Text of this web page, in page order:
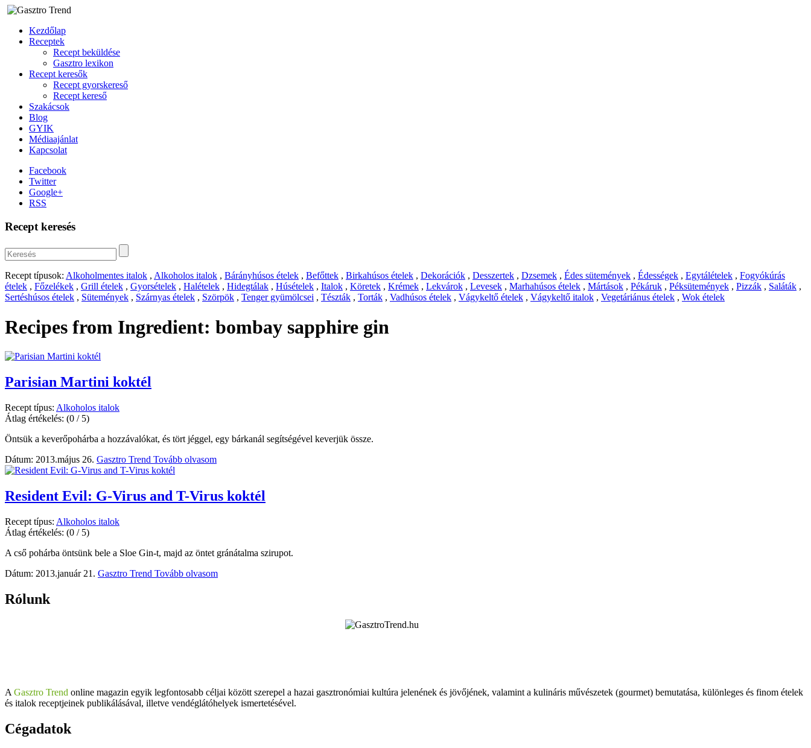
Kezdőlap
Receptek
Recept beküldése
Gasztro lexikon
Recept keresők
Recept gyorskereső
Recept kereső
Szakácsok
Blog
GYIK
Médiaajánlat
Kapcsolat
Facebook
Twitter
Google+
RSS
Recept keresés
Recept típusok: Alkoholmentes italok , Alkoholos italok , Bárányhúsos ételek , Befőttek , Birkahúsos ételek , Dekorációk , Desszertek , Dzsemek , Édes sütemények , Édességek , Egytálételek , Fogyókúrás
ételek , Főzelékek , Grill ételek , Gyorsételek , Halételek , Hidegtálak , Húsételek , Italok , Köretek , Krémek , Lekvárok , Levesek , Marhahúsos ételek , Mártások , Pékáruk , Péksütemények , Pizzák , Saláták ,
Sertéshúsos ételek , Sütemények , Szárnyas ételek , Szörpök , Tenger gyümölcsei , Tészták , Torták , Vadhúsos ételek , Vágykeltő ételek , Vágykeltő italok , Vegetáriánus ételek , Wok ételek
Recipes from Ingredient: bombay sapphire gin
Parisian Martini koktél
Recept típus: Alkoholos italok
Átlag értékelés: (0 / 5)
Öntsük a keverőpohárba a hozzávalókat, és tört jéggel, egy bárkanál segítségével keverjük össze.
Dátum: 2013.május 26. Gasztro Trend Tovább olvasom
Resident Evil: G-Virus and T-Virus koktél
Recept típus: Alkoholos italok
Átlag értékelés: (0 / 5)
A cső pohárba öntsünk bele a Sloe Gin-t, majd az öntet gránátalma szirupot.
Dátum: 2013.január 21. Gasztro Trend Tovább olvasom
Rólunk
A Gasztro Trend online magazin egyik legfontosabb céljai között szerepel a hazai gasztronómiai kultúra jelenének és jövőjének, valamint a kulináris művészetek (gourmet) bemutatása, különleges és finom ételek
és italok receptjeinek publikálásával, illetve vendéglátóhelyek ismertetésével.
Cégadatok